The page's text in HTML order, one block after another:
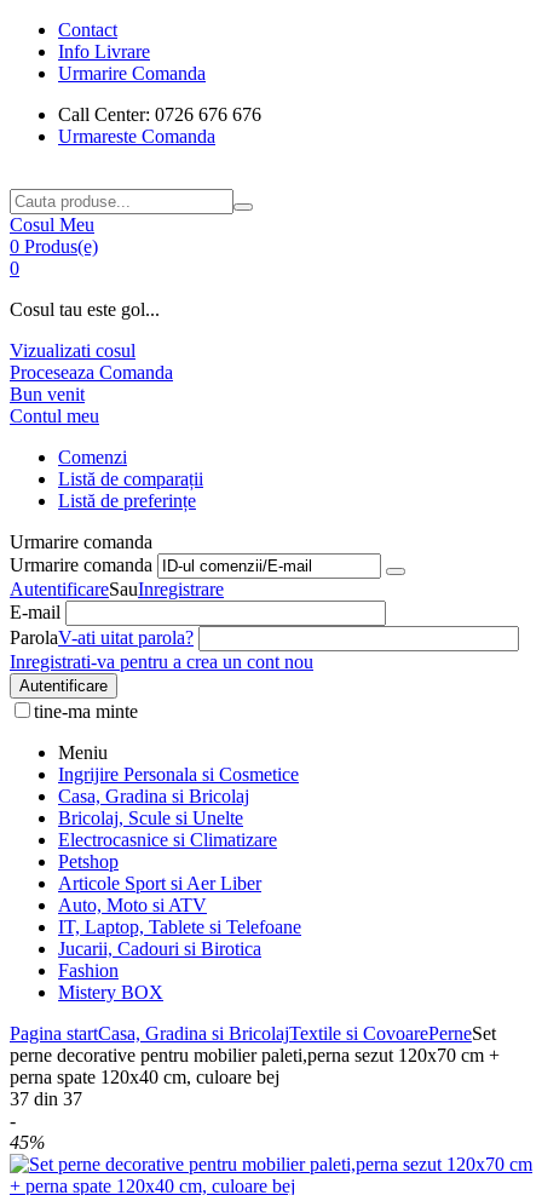
Contact
Info Livrare
Urmarire Comanda
Call Center: 0726 676 676
Urmareste Comanda
Cosul Meu
0 Produs(e)
0
Cosul tau este gol...
Vizualizati cosul
Proceseaza Comanda
Bun venit
Contul meu
Comenzi
Listă de comparații
Listă de preferințe
Urmarire comanda
Urmarire comanda
AutentificareSauInregistrare
E-mail
ParolaV-ati uitat parola?
Inregistrati-va pentru a crea un cont nou
Autentificare
tine-ma minte
Meniu
Ingrijire Personala si Cosmetice
Casa, Gradina si Bricolaj
Bricolaj, Scule si Unelte
Electrocasnice si Climatizare
Petshop
Articole Sport si Aer Liber
Auto, Moto si ATV
IT, Laptop, Tablete si Telefoane
Jucarii, Cadouri si Birotica
Fashion
Mistery BOX
Pagina startCasa, Gradina si BricolajTextile si CovoarePerneSet
perne decorative pentru mobilier paleti,perna sezut 120x70 cm +
perna spate 120x40 cm, culoare bej
37 din 37
-
45%